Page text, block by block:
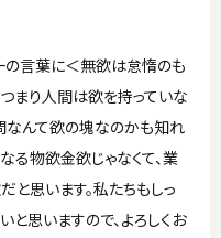
の言葉に＜無欲は怠惰のも
まり人間は欲を持っていな
なんて欲の塊なのかも知れ
る物欲金欲じゃなくて、業
と思います。私たちもしっ
と思いますので、よろしくお